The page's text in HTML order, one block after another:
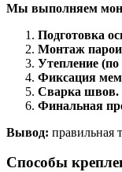
Мы выполняем
Подготовка
Монтаж
Утепление (по
Фиксация
Сварка швов.
Финальная
Вывод: правильная
Способы